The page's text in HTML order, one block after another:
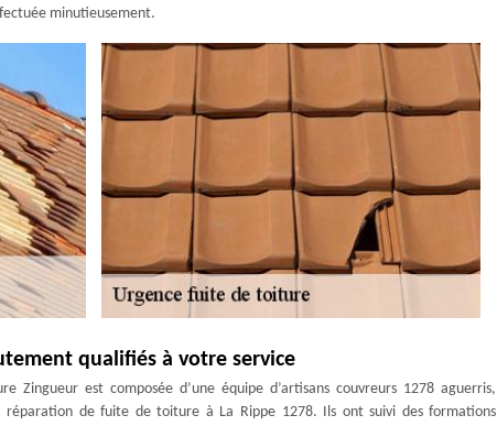
minutieusement.
qualifiés à votre service
Zingueur est composée d’une équipe d’artisans couvreurs 1278 aguerris,
de fuite de toiture à La Rippe 1278. Ils ont suivi des formations